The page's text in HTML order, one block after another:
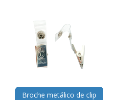
Broche metálico de clip